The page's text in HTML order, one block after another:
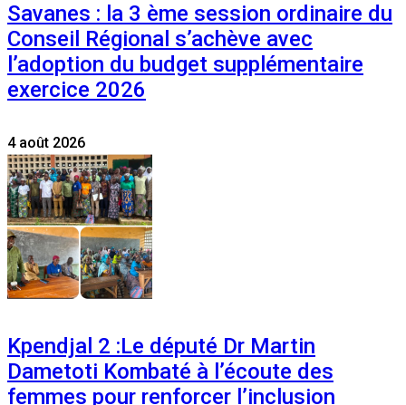
Savanes : la 3 ème session ordinaire du
Conseil Régional s’achève avec
l’adoption du budget supplémentaire
exercice 2026
4 août 2026
Kpendjal 2 :Le député Dr Martin
Dametoti Kombaté à l’écoute des
femmes pour renforcer l’inclusion